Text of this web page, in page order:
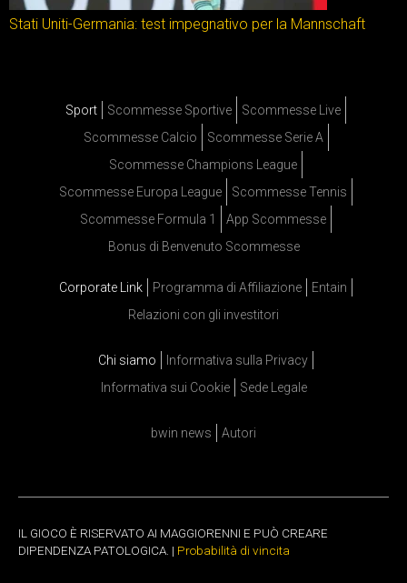
Stati Uniti-Germania: test impegnativo per la Mannschaft
Sport Scommesse Sportive
Scommesse Live
Scommesse Calcio
Scommesse Serie A
Scommesse Champions League
Scommesse Europa League
Scommesse Tennis
Scommesse Formula 1
App Scommesse
Bonus di Benvenuto Scommesse
Corporate Link Programma di Affiliazione
Entain
Relazioni con gli investitori
Chi siamo
Informativa sulla Privacy
Informativa sui Cookie
Sede Legale
bwin news Autori
IL GIOCO È RISERVATO AI MAGGIORENNI E PUÒ CREARE
DIPENDENZA PATOLOGICA. | Probabilità di vincita